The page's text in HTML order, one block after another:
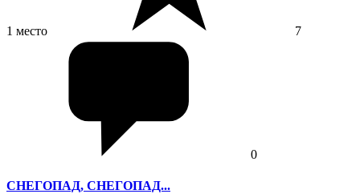
1 место 7
0
СНЕГОПАД, СНЕГОПАД...